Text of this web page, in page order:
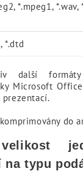
*.mpeg1,
*.dtd
další
Microsoft
prezentací.
do
na typu